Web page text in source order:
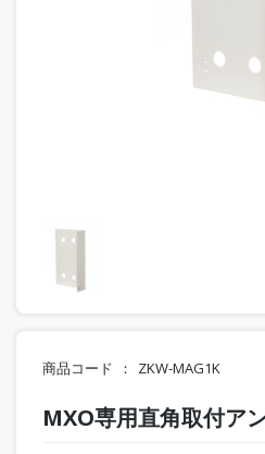
商品コード ZKW-MAG1K
MXO専用直角取付ア